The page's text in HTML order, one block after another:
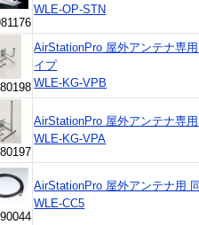
WLE-OP-STN
AirStationPro 屋外アンテナ専
イプ
WLE-KG-VPB
AirStationPro 屋外アンテナ専
WLE-KG-VPA
AirStationPro 屋外アンテナ用
WLE-CC5